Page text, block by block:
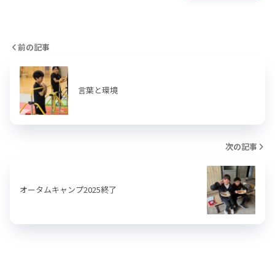
前の記事
言葉と環境
次の記事
オータムキャンプ2025終了